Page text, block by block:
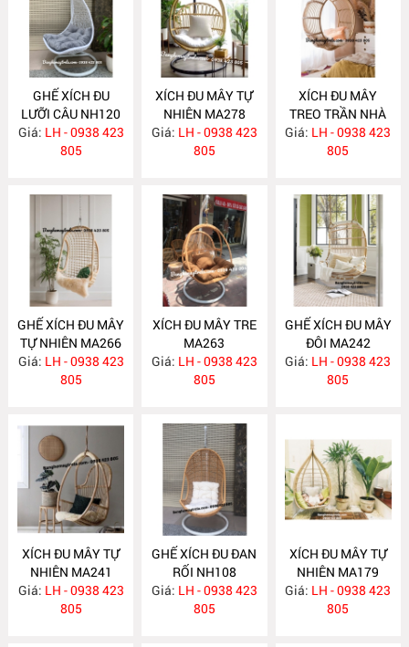
GHẾ XÍCH ĐU
LƯỠI CÂU NH120
Giá: LH - 0938 423
805
XÍCH ĐU MÂY TỰ
NHIÊN MA278
Giá: LH - 0938 423
805
XÍCH ĐU MÂY
TREO TRẦN NHÀ
MA271
Giá: LH - 0938 423
805
GHẾ XÍCH ĐU MÂY
TỰ NHIÊN MA266
Giá: LH - 0938 423
805
XÍCH ĐU MÂY TRE
MA263
Giá: LH - 0938 423
805
GHẾ XÍCH ĐU MÂY
ĐÔI MA242
Giá: LH - 0938 423
805
XÍCH ĐU MÂY TỰ
NHIÊN MA241
Giá: LH - 0938 423
805
GHẾ XÍCH ĐU ĐAN
RỐI NH108
Giá: LH - 0938 423
805
XÍCH ĐU MÂY TỰ
NHIÊN MA179
Giá: LH - 0938 423
805